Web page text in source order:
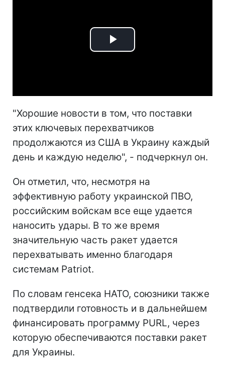
Play
"Хорошие новости в том, что поставки
этих ключевых перехватчиков
продолжаются из США в Украину каждый
день и каждую неделю", - подчеркнул он.
Он отметил, что, несмотря на
эффективную работу украинской ПВО,
российским войскам все еще удается
наносить удары. В то же время
значительную часть ракет удается
перехватывать именно благодаря
системам Patriot.
По словам генсека НАТО, союзники также
подтвердили готовность и в дальнейшем
финансировать программу PURL, через
которую обеспечиваются поставки ракет
для Украины.